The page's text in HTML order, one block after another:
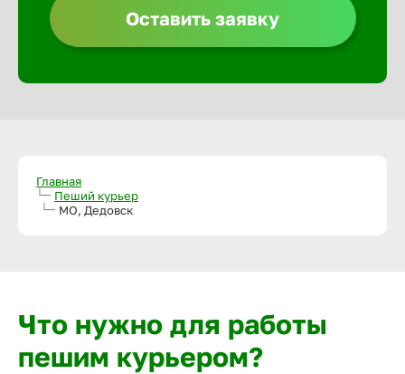
Оставить заявку
Главная
Пеший курьер
МО, Дедовск
Что нужно для работы
пешим курьером?